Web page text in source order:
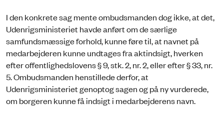
I den konkrete sag mente ombudsmanden dog ikke, at det,
Udenrigsministeriet havde anført om de særlige
samfundsmæssige forhold, kunne føre til, at navnet på
medarbejderen kunne undtages fra aktindsigt, hverken
efter offentlighedslovens § 9, stk. 2, nr. 2, eller efter § 33, nr.
5. Ombudsmanden henstillede derfor, at
Udenrigsministeriet genoptog sagen og på ny vurderede,
om borgeren kunne få indsigt i medarbejderens navn.